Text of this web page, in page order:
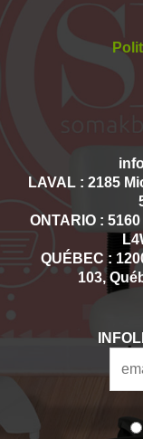
LAVAL : 2185
ONTARIO :
QUÉBEC :
103,